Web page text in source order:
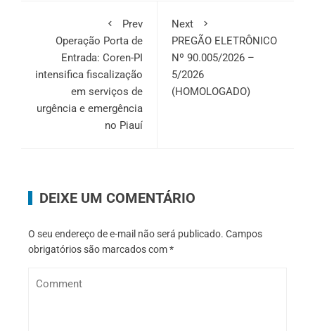
Prev
Operação Porta de
Entrada: Coren-PI
intensifica fiscalização
em serviços de
urgência e emergência
no Piauí
Next
PREGÃO ELETRÔNICO
Nº 90.005/2026 –
5/2026
(HOMOLOGADO)
DEIXE UM COMENTÁRIO
O seu endereço de e-mail não será publicado. Campos
obrigatórios são marcados com*